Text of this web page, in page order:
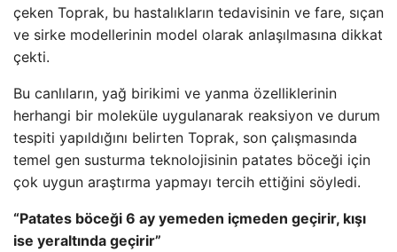
çeken Toprak, bu hastalıkların tedavisinin ve fare, sıçan
ve sirke modellerinin model olarak anlaşılmasına dikkat
çekti.
Bu canlıların, yağ birikimi ve yanma özelliklerinin
herhangi bir moleküle uygulanarak reaksiyon ve durum
tespiti yapıldığını belirten Toprak, son çalışmasında
temel gen susturma teknolojisinin patates böceği için
çok uygun araştırma yapmayı tercih ettiğini söyledi.
“Patates böceği 6 ay yemeden içmeden geçirir, kışı
ise yeraltında geçirir”